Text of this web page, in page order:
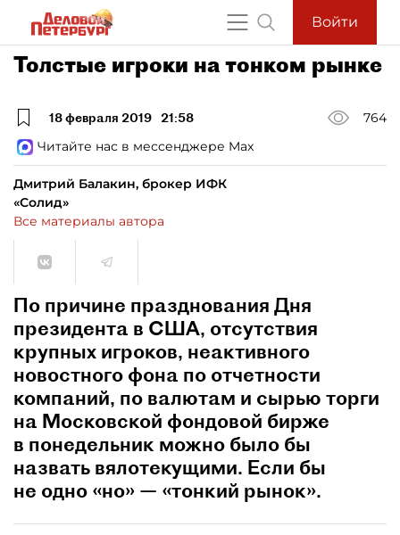
Войти
Толстые игроки на тонком рынке
18 февраля 2019 21:58
764
Читайте нас в мессенджере Max
Дмитрий Балакин, брокер ИФК
«Солид»
Все материалы автора
По причине празднования Дня
президента в США, отсутствия
крупных игроков, неактивного
новостного фона по отчетности
компаний, по валютам и сырью торги
на Московской фондовой бирже
в понедельник можно было бы
назвать вялотекущими. Если бы
не одно «но» — «тонкий рынок».